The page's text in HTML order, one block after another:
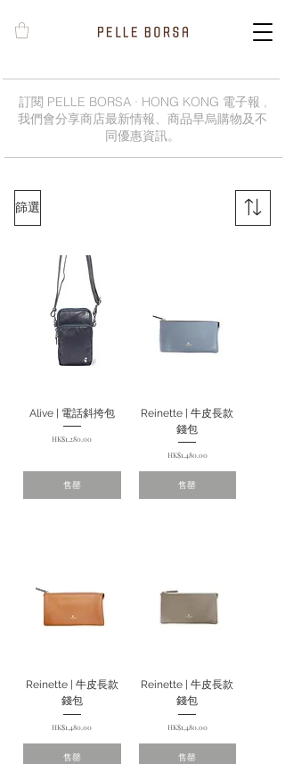
訂閱 PELLE BORSA · HONG KONG 電子報 ,
我們會分享商店最新情報、商品早烏購物及不
同優惠資訊。
篩選
Alive | 電話斜挎包
價格
HK$1,280.00
售罄
Reinette | 牛皮長款
錢包
價格
HK$1,480.00
售罄
Reinette | 牛皮長款
錢包
價格
HK$1,480.00
售罄
Reinette | 牛皮長款
錢包
價格
HK$1,480.00
售罄